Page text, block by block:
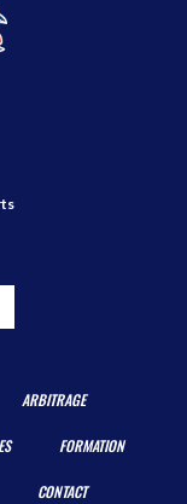
ARBITRAGE
FORMATION
CONTACT